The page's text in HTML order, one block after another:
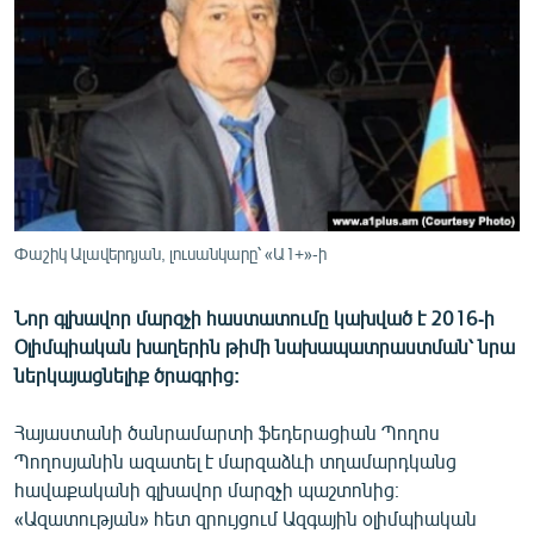
ՄԻՋԱԶԳԱՅԻՆ
ՄՇԱԿՈՒՅԹ
ՍՊՈՐՏ
ՄԵԿՆԱԲԱՆՈՒԹՅՈՒՆ
ՏՏ ԵՒ ԻՆՏԵՐՆԵՏ
ՏԵՍԱՆՅՈՒԹԵՐ
ԲԱՆԱՎԵՃ
ՓՈԴՔԱՍԹ
Հայերեն
Փաշիկ Ալավերդյան, լուսանկարը՝ «Ա1+»-ի
Նոր գլխավոր մարզչի հաստատումը կախված է 2016-ի
Օլիմպիական խաղերին թիմի նախապատրաստման՝ նրա
ներկայացնելիք ծրագրից:
Հայաստանի ծանրամարտի ֆեդերացիան Պողոս
Պողոսյանին ազատել է մարզաձևի տղամարդկանց
հավաքականի գլխավոր մարզչի պաշտոնից։
«Ազատության» հետ զրույցում Ազգային օլիմպիական